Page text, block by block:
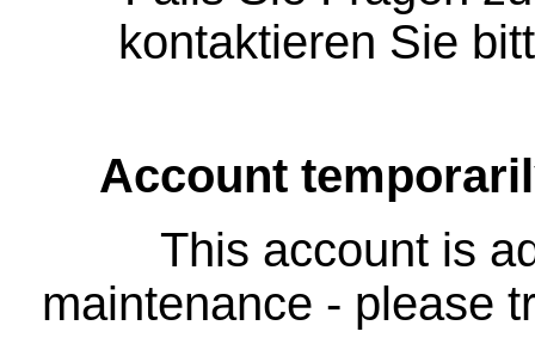
kontaktieren Sie
Account
This account is
maintenance - please